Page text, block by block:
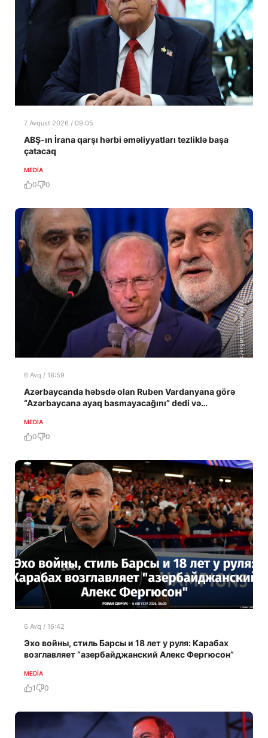
7 Avqust 2026 / 09:05
ABŞ-ın İrana qarşı hərbi əməliyyatları tezliklə başa
çatacaq
MEDİA
0 0
6 Avq / 18:59
Azərbaycanda həbsdə olan Ruben Vardanyana görə
“Azərbaycana ayaq basmayacağını” dedi və…
MEDİA
0 0
6 Avq / 16:42
Эхо войны, стиль Барсы и 18 лет у руля: Карабах
возглавляет “азербайджанский Алекс Фергюсон”
MEDİA
1 0